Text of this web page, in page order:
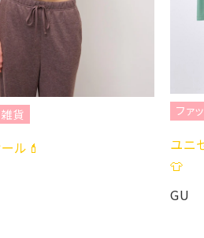
ファッション・雑貨
ユニセックス